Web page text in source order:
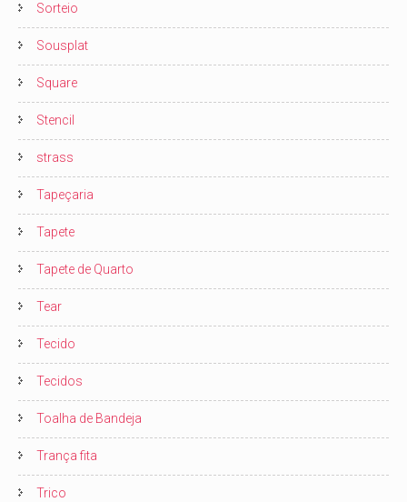
Sorteio
Sousplat
Square
Stencil
strass
Tapeçaria
Tapete
Tapete de Quarto
Tear
Tecido
Tecidos
Toalha de Bandeja
Trança fita
Trico